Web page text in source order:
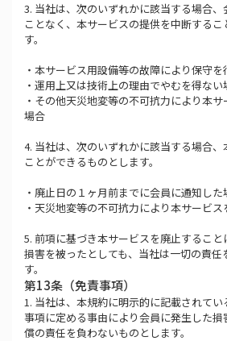
3. 当社は、次のいずれかに該当する場合
ことなく、本サービスの提供を中断する
す。
・本サービス用設備等の故障により保守を
・運用上又は技術上の理由でやむを得ない
・その他天災地変等の不可抗力により本
場合
4. 当社は、次のいずれかに該当する場合
ことができるものとします。
・廃止日の１ヶ月前までに会員に通知した
・天災地変等の不可抗力により本サービ
5. 前項に基づき本サービスを廃止するこ
損害を被ったとしても、当社は一切の責任
す。
第13条（免責事項）
1. 当社は、本規約に明示的に記載されて
事項に定める事由により会員に発生した
償の責任を負わないものとします。